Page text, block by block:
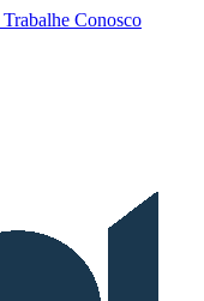
Trabalhe Conosco